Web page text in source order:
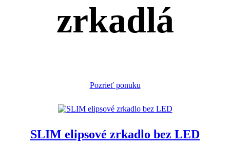
zrkadlá
Pozrieť ponuku
SLIM elipsové zrkadlo bez LED